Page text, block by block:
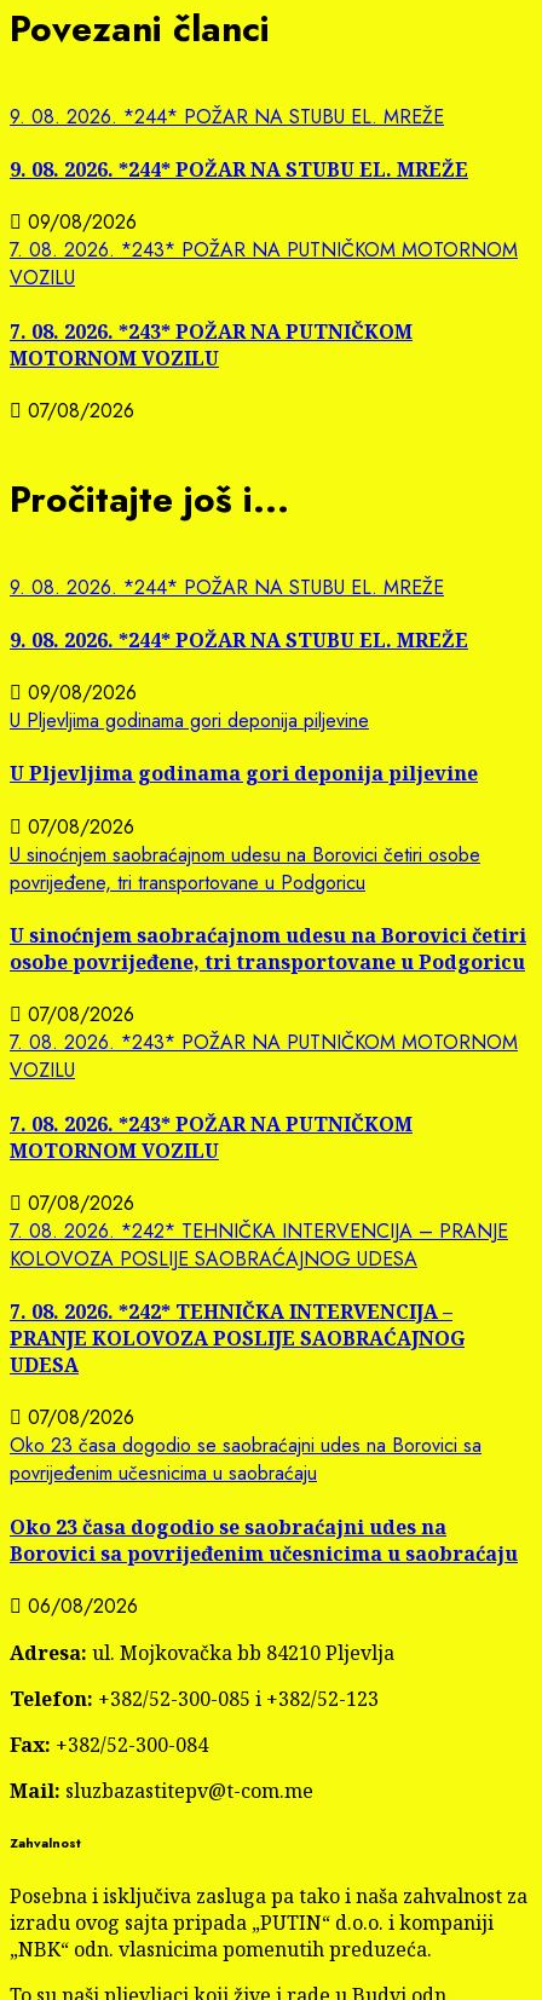
Povezani članci
9. 08. 2026. *244* POŽAR NA STUBU EL. MREŽE
9. 08. 2026. *244* POŽAR NA STUBU EL. MREŽE
09/08/2026
7. 08. 2026. *243* POŽAR NA PUTNIČKOM MOTORNOM
VOZILU
7. 08. 2026. *243* POŽAR NA PUTNIČKOM
MOTORNOM VOZILU
07/08/2026
Pročitajte još i...
9. 08. 2026. *244* POŽAR NA STUBU EL. MREŽE
9. 08. 2026. *244* POŽAR NA STUBU EL. MREŽE
09/08/2026
U Pljevljima godinama gori deponija piljevine
U Pljevljima godinama gori deponija piljevine
07/08/2026
U sinoćnjem saobraćajnom udesu na Borovici četiri osobe
povrijeđene, tri transportovane u Podgoricu
U sinoćnjem saobraćajnom udesu na Borovici četiri
osobe povrijeđene, tri transportovane u Podgoricu
07/08/2026
7. 08. 2026. *243* POŽAR NA PUTNIČKOM MOTORNOM
VOZILU
7. 08. 2026. *243* POŽAR NA PUTNIČKOM
MOTORNOM VOZILU
07/08/2026
7. 08. 2026. *242* TEHNIČKA INTERVENCIJA – PRANJE
KOLOVOZA POSLIJE SAOBRAĆAJNOG UDESA
7. 08. 2026. *242* TEHNIČKA INTERVENCIJA –
PRANJE KOLOVOZA POSLIJE SAOBRAĆAJNOG
UDESA
07/08/2026
Oko 23 časa dogodio se saobraćajni udes na Borovici sa
povrijeđenim učesnicima u saobraćaju
Oko 23 časa dogodio se saobraćajni udes na
Borovici sa povrijeđenim učesnicima u saobraćaju
06/08/2026
Adresa: ul. Mojkovačka bb 84210 Pljevlja
Telefon: +382/52-300-085 i +382/52-123
Fax: +382/52-300-084
Mail: sluzbazastitepv@t-com.me
Zahvalnost
Posebna i isključiva zasluga pa tako i naša zahvalnost za
izradu ovog sajta pripada „PUTIN“ d.o.o. i kompaniji
„NBK“ odn. vlasnicima pomenutih preduzeća.